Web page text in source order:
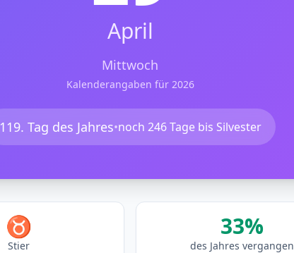
April
Mittwoch
Kalenderangaben für 2026
119. Tag des Jahres•noch 246 Tage bis Silvester
♉
Stier
33%
des Jahres vergangen